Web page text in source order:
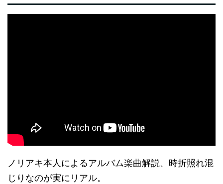
ノリアキ本人によるアルバム楽曲解説、時折照れ混
じりなのが実にリアル。